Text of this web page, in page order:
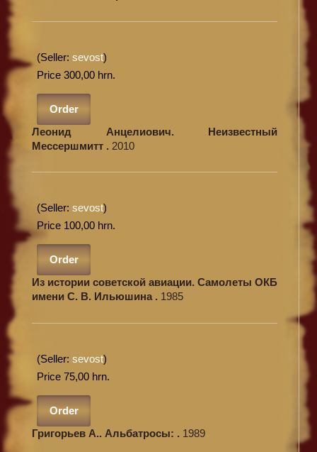
(Seller: sevost)
Price 300,00 hrn.
Order
Леонид Анцелиович. Неизвестный
Мессершмитт . 2010
(Seller: sevost)
Price 100,00 hrn.
Order
Из истории советской авиации. Самолеты ОКБ
имени С. В. Ильюшина . 1985
(Seller: sevost)
Price 75,00 hrn.
Order
Григорьев А.. Альбатросы: . 1989